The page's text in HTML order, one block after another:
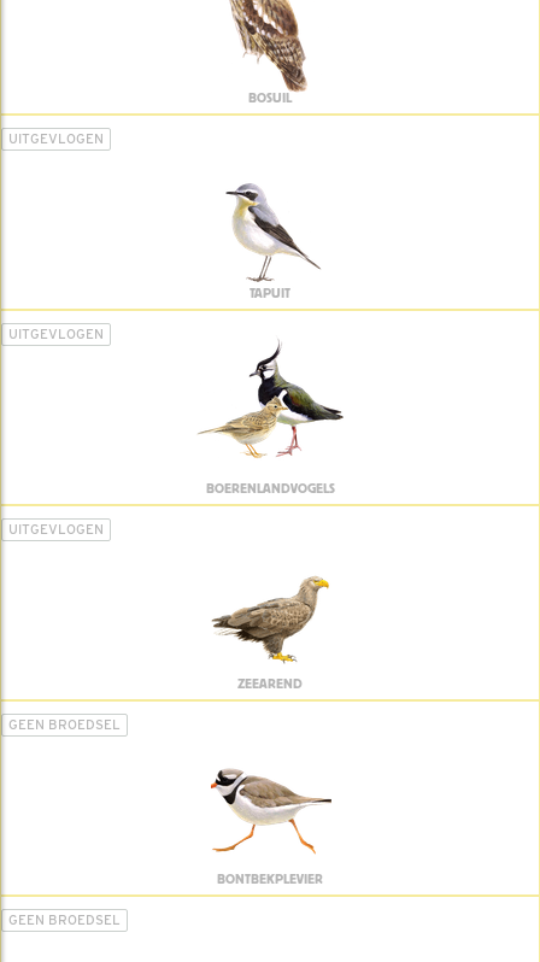
BOSUIL
UITGEVLOGEN
TAPUIT
UITGEVLOGEN
BOERENLANDVOGELS
UITGEVLOGEN
ZEEAREND
GEEN BROEDSEL
BONTBEKPLEVIER
GEEN BROEDSEL